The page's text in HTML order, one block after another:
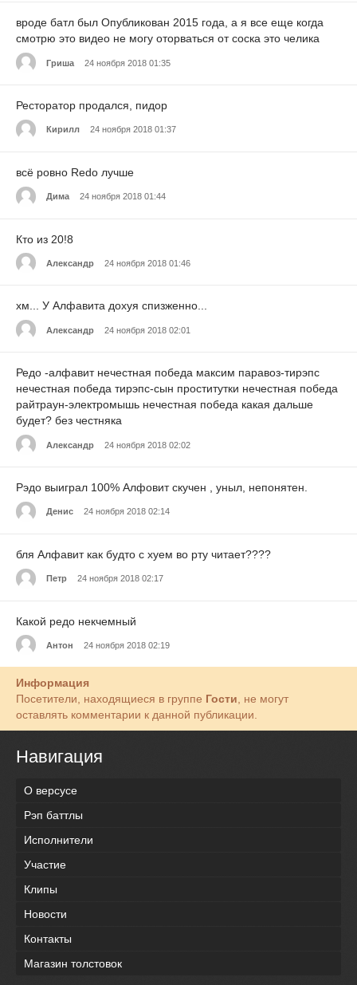
вроде батл был Опубликован 2015 года, а я все еще когда
смотрю это видео не могу оторваться от соска это челика
Гриша 24 ноября 2018 01:35
Ресторатор продался, пидор
Кирилл 24 ноября 2018 01:37
всё ровно Redo лучше
Дима 24 ноября 2018 01:44
Кто из 20!8
Александр 24 ноября 2018 01:46
хм... У Алфавита дохуя спизженно...
Александр 24 ноября 2018 02:01
Редо -алфавит нечестная победа максим паравоз-тирэпс
нечестная победа тирэпс-сын проститутки нечестная победа
райтраун-электромышь нечестная победа какая дальше
будет? без честняка
Александр 24 ноября 2018 02:02
Рэдо выиграл 100% Алфовит скучен , уныл, непонятен.
Денис 24 ноября 2018 02:14
бля Алфавит как будто с хуем во рту читает????
Петр 24 ноября 2018 02:17
Какой редо некчемный
Антон 24 ноября 2018 02:19
Информация
Посетители, находящиеся в группе Гости, не могут
оставлять комментарии к данной публикации.
Навигация
О версусе
Рэп баттлы
Исполнители
Участие
Клипы
Новости
Контакты
Магазин толстовок